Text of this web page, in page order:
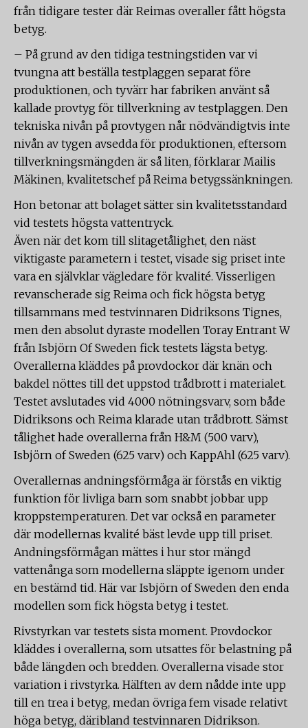
från tidigare tester där Reimas overaller fått högsta
betyg.
– På grund av den tidiga testningstiden var vi
tvungna att beställa testplaggen separat före
produktionen, och tyvärr har fabriken använt så
kallade provtyg för tillverkning av testplaggen. Den
tekniska nivån på provtygen når nödvändigtvis inte
nivån av tygen avsedda för produktionen, eftersom
tillverkningsmängden är så liten, förklarar Mailis
Mäkinen, kvalitetschef på Reima betygssänkningen.
Hon betonar att bolaget sätter sin kvalitetsstandard
vid testets högsta vattentryck.
Även när det kom till slitagetålighet, den näst
viktigaste parametern i testet, visade sig priset inte
vara en självklar vägledare för kvalité. Visserligen
revanscherade sig Reima och fick högsta betyg
tillsammans med testvinnaren Didriksons Tignes,
men den absolut dyraste modellen Toray Entrant W
från Isbjörn Of Sweden fick testets lägsta betyg.
Overallerna kläddes på provdockor där knän och
bakdel nöttes till det uppstod trådbrott i materialet.
Testet avslutades vid 4000 nötningsvarv, som både
Didriksons och Reima klarade utan trådbrott. Sämst
tålighet hade overallerna från H&M (500 varv),
Isbjörn of Sweden (625 varv) och KappAhl (625 varv).
Overallernas andningsförmåga är förstås en viktig
funktion för livliga barn som snabbt jobbar upp
kroppstemperaturen. Det var också en parameter
där modellernas kvalité bäst levde upp till priset.
Andningsförmågan mättes i hur stor mängd
vattenånga som modellerna släppte igenom under
en bestämd tid. Här var Isbjörn of Sweden den enda
modellen som fick högsta betyg i testet.
Rivstyrkan var testets sista moment. Provdockor
kläddes i overallerna, som utsattes för belastning på
både längden och bredden. Overallerna visade stor
variation i rivstyrka. Hälften av dem nådde inte upp
till en trea i betyg, medan övriga fem visade relativt
höga betyg, däribland testvinnaren Didrikson.